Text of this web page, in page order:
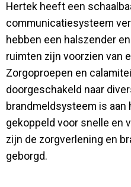
Hertek heeft een
communicatiesysteem
hebben een halszender
ruimten zijn voorzien van
Zorgoproepen en
doorgeschakeld naar
brandmeldsysteem is aan
gekoppeld voor snelle en
zijn de zorgverlening en
geborgd.